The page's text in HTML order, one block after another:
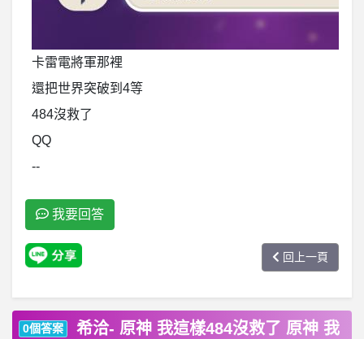
卡雷電將軍那裡
還把世界突破到4等
484沒救了
QQ
--
我要回答
回上一頁
0個答案
希洽- 原神 我這樣484沒救了 原神 我